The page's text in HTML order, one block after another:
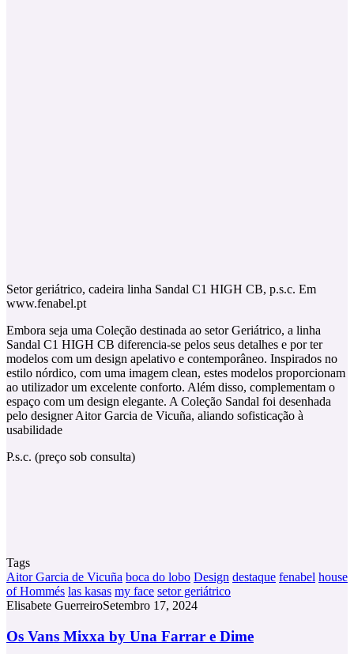
Setor geriátrico, cadeira linha Sandal C1 HIGH CB, p.s.c. Em
www.fenabel.pt
Embora seja uma Coleção destinada ao setor Geriátrico, a linha
Sandal C1 HIGH CB diferencia-se pelos seus detalhes e por ter
modelos com um design apelativo e contemporâneo. Inspirados no
estilo nórdico, com uma imagem clean, estes modelos proporcionam
ao utilizador um excelente conforto. Além disso, complementam o
espaço com um design elegante. A Coleção Sandal foi desenhada
pelo designer Aitor Garcia de Vicuña, aliando sofisticação à
usabilidade
P.s.c. (preço sob consulta)
Tags
Aitor Garcia de Vicuña boca do lobo Design destaque fenabel house
of Hommés las kasas my face setor geriátrico
Elisabete GuerreiroSetembro 17, 2024
Os
Os Vans Mixxa by Una Farrar e Dime